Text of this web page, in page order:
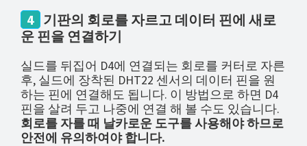
4 기판의 회로를 자르고 데이터 핀에 새로
운 핀을 연결하기
실드를 뒤집어 D4에 연결되는 회로를 커터로 자른
후, 실드에 장착된 DHT22 센서의 데이터 핀을 원
하는 핀에 연결해도 됩니다. 이 방법으로 하면 D4
핀을 살려 두고 나중에 연결 해 볼 수도 있습니다.
회로를 자를 때 날카로운 도구를 사용해야 하므로
안전에 유의하여야 합니다.